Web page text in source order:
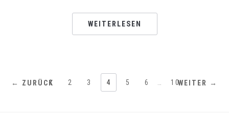
WEITERLESEN
← ZURÜCK
1 2 3 4 5 6 10WEITER →